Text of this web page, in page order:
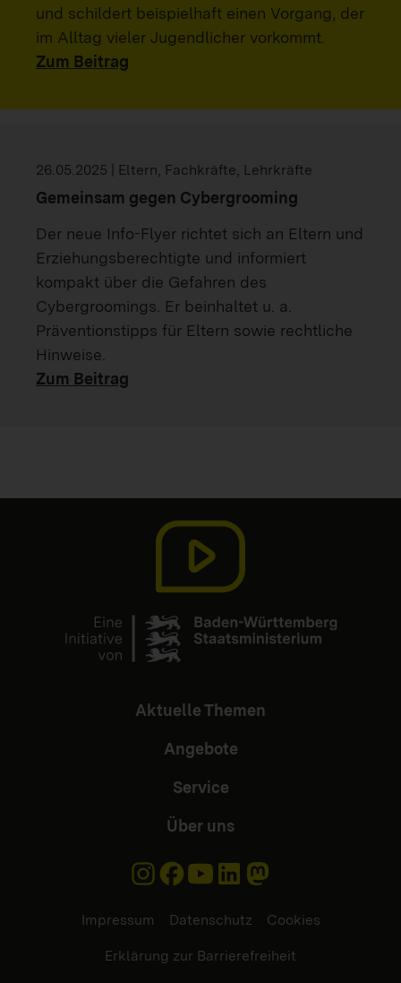
und schildert beispielhaft einen Vorgang, der
im Alltag vieler Jugendlicher vorkommt.
Zum Beitrag
26.05.2025 | Eltern, Fachkräfte, Lehrkräfte
Gemeinsam gegen Cybergrooming
Der neue Info-Flyer richtet sich an Eltern und
Erziehungsberechtigte und informiert
kompakt über die Gefahren des
Cybergroomings. Er beinhaltet u. a.
Präventionstipps für Eltern sowie rechtliche
Hinweise.
Zum Beitrag
Aktuelle Themen
Angebote
Service
Über uns
Impressum Datenschutz Cookies
Erklärung zur Barrierefreiheit